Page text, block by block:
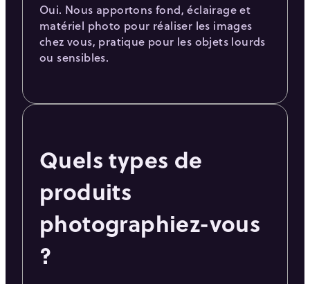
Oui. Nous apportons fond, éclairage et
matériel photo pour réaliser les images
chez vous, pratique pour les objets lourds
ou sensibles.
Quels types de
produits
photographiez-vous
?